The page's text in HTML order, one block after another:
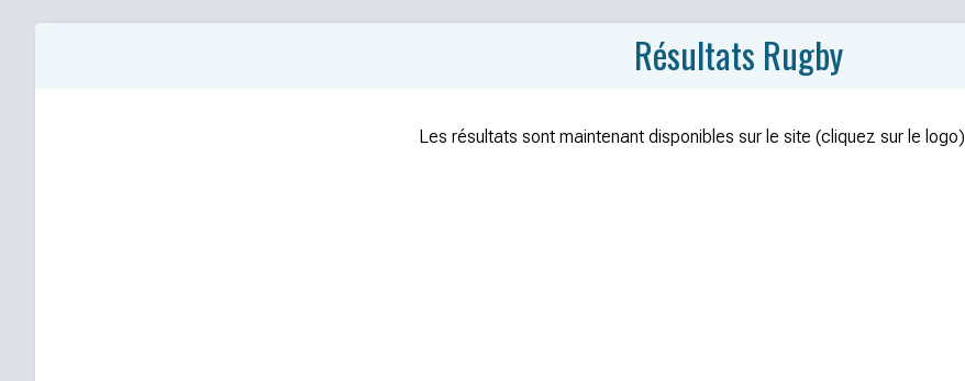
Résultats Rugby
Les résultats sont maintenant disponibles sur le site (cliquez sur le logo)